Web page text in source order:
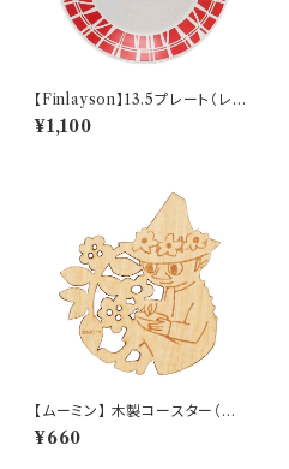
【Finlayson】13.5プレート（レッ
ド）【コロナ】
¥1,100
【ムーミン】 木製コースター（ス
ナフキン）【木製コースター】
¥660